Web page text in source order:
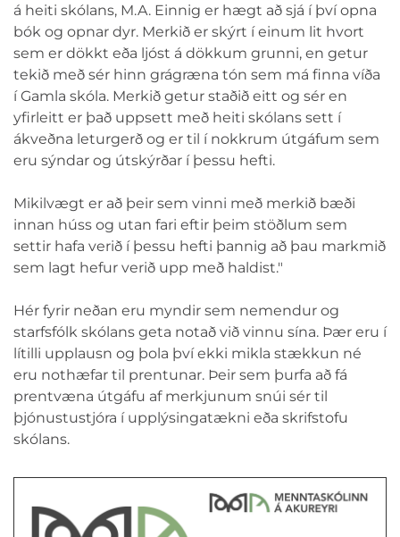
á heiti skólans, M.A. Einnig er hægt að sjá í því opna
bók og opnar dyr. Merkið er skýrt í einum lit hvort
sem er dökkt eða ljóst á dökkum grunni, en getur
tekið með sér hinn grágræna tón sem má finna víða
í Gamla skóla. Merkið getur staðið eitt og sér en
yfirleitt er það uppsett með heiti skólans sett í
ákveðna leturgerð og er til í nokkrum útgáfum sem
eru sýndar og útskýrðar í þessu hefti.
Mikilvægt er að þeir sem vinni með merkið bæði
innan húss og utan fari eftir þeim stöðlum sem
settir hafa verið í þessu hefti þannig að þau markmið
sem lagt hefur verið upp með haldist."
Hér fyrir neðan eru myndir sem nemendur og
starfsfólk skólans geta notað við vinnu sína. Þær eru í
lítilli upplausn og þola því ekki mikla stækkun né
eru nothæfar til prentunar. Þeir sem þurfa að fá
prentvæna útgáfu af merkjunum snúi sér til
þjónustustjóra í upplýsingatækni eða skrifstofu
skólans.